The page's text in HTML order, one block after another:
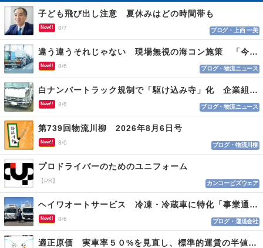
子ども飛び出し注意 夏休みはどの時間帯も
New!! 8/7 ブログ・上西 一美
違う違うそれじゃない 現場無視の海コン施策 「今でも平均２～３時間は待つ」
New!! 8/6 ブログ・物流ニュース
白ナンバートラック規制で「駆け込み寺」化 企業組合が入会基準を見直しへ
New!! 8/6 ブログ・物流ニュース
第739回物流川柳 2026年8月6日号
New!! 8/6 ブログ・物流川柳
プロドライバーのためのユニフォーム
【PR】 カンコービズウェア
ヘイワオートサービス 冷凍・冷蔵車に特化「事業通じ貢献目指す」
New!! 8/6 ブログ・運送会社
適正原価 実車率５０%を見直し、標準的運賃の半値の恐れも